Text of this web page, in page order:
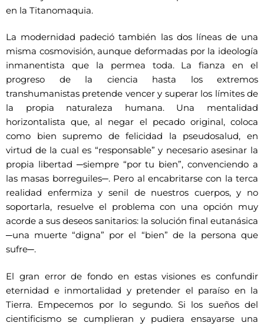
en la Titanomaquia.
La modernidad padeció también las dos líneas de una
misma cosmovisión, aunque deformadas por la ideología
inmanentista que la permea toda. La fianza en el
progreso de la ciencia hasta los extremos
transhumanistas pretende vencer y superar los límites de
la propia naturaleza humana. Una mentalidad
horizontalista que, al negar el pecado original, coloca
como bien supremo de felicidad la pseudosalud, en
virtud de la cual es “responsable” y necesario asesinar la
propia libertad ─siempre “por tu bien”, convenciendo a
las masas borreguiles─. Pero al encabritarse con la terca
realidad enfermiza y senil de nuestros cuerpos, y no
soportarla, resuelve el problema con una opción muy
acorde a sus deseos sanitarios: la solución final eutanásica
─una muerte “digna” por el “bien” de la persona que
sufre─.
El gran error de fondo en estas visiones es confundir
eternidad e inmortalidad y pretender el paraíso en la
Tierra. Empecemos por lo segundo. Si los sueños del
cientificismo se cumplieran y pudiera ensayarse una